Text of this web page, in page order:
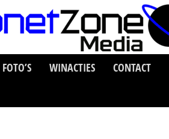
FOTO’S WINACTIES CONTACT